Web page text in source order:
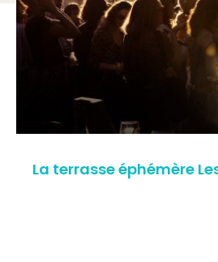
La terrasse éphémère